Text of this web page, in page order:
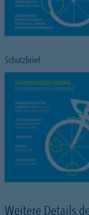
Schutzbrief
Weitere Details